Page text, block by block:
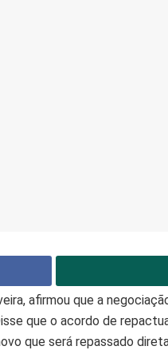
afirmou que a
que o acordo de
que será repassado